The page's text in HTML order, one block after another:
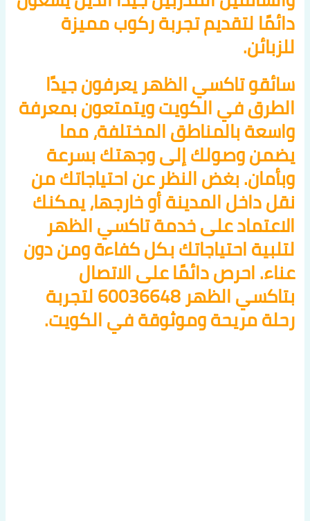
دائمًا لتقديم تجربة ركوب مميزة
للزبائن.
سائقو تاكسي الظهر يعرفون جيدًا
الطرق في الكويت ويتمتعون بمعرفة
واسعة بالمناطق المختلفة، مما
يضمن وصولك إلى وجهتك بسرعة
وبأمان. بغض النظر عن احتياجاتك من
نقل داخل المدينة أو خارجها، يمكنك
الاعتماد على خدمة تاكسي الظهر
لتلبية احتياجاتك بكل كفاءة ومن دون
عناء. احرص دائمًا على الاتصال
بتاكسي الظهر 60036648 لتجربة
رحلة مريحة وموثوقة في الكويت.